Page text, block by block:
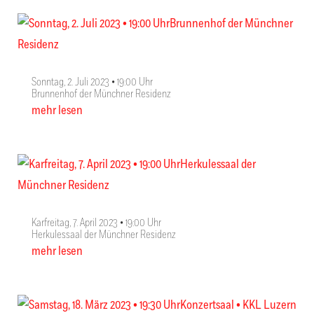
Sonntag, 2. Juli 2023 • 19:00 Uhr
Brunnenhof der Münchner Residenz
mehr lesen
Karfreitag, 7. April 2023 • 19:00 Uhr
Herkulessaal der Münchner Residenz
mehr lesen